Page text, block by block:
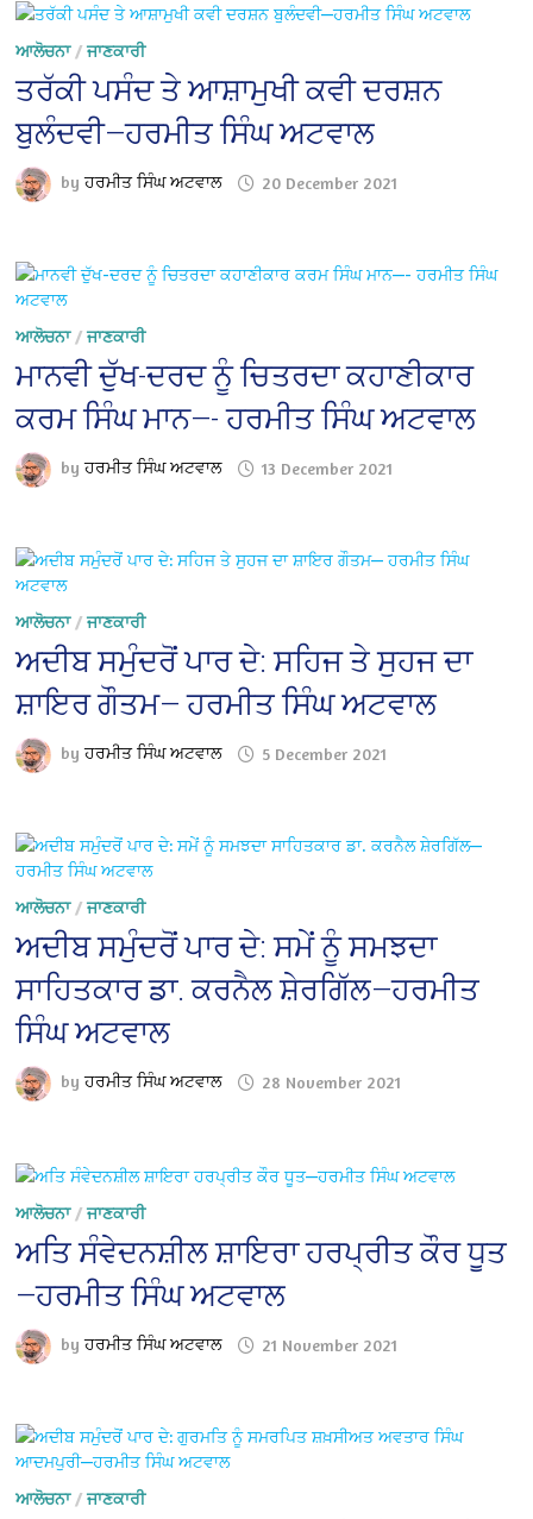
ਆਲੋਚਨਾ/ਜਾਣਕਾਰੀ
ਤਰੱਕੀ ਪਸੰਦ ਤੇ ਆਸ਼ਾਮੁਖੀ ਕਵੀ ਦਰਸ਼ਨ
ਬੁਲੰਦਵੀ—ਹਰਮੀਤ ਸਿੰਘ ਅਟਵਾਲ
byਹਰਮੀਤ ਸਿੰਘ ਅਟਵਾਲ 20 December 2021
ਆਲੋਚਨਾ/ਜਾਣਕਾਰੀ
ਮਾਨਵੀ ਦੁੱਖ-ਦਰਦ ਨੂੰ ਚਿਤਰਦਾ ਕਹਾਣੀਕਾਰ
ਕਰਮ ਸਿੰਘ ਮਾਨ—- ਹਰਮੀਤ ਸਿੰਘ ਅਟਵਾਲ
byਹਰਮੀਤ ਸਿੰਘ ਅਟਵਾਲ 13 December 2021
ਆਲੋਚਨਾ/ਜਾਣਕਾਰੀ
ਅਦੀਬ ਸਮੁੰਦਰੋਂ ਪਾਰ ਦੇ: ਸਹਿਜ ਤੇ ਸੁਹਜ ਦਾ
ਸ਼ਾਇਰ ਗੌਤਮ— ਹਰਮੀਤ ਸਿੰਘ ਅਟਵਾਲ
byਹਰਮੀਤ ਸਿੰਘ ਅਟਵਾਲ 5 December 2021
ਆਲੋਚਨਾ/ਜਾਣਕਾਰੀ
ਅਦੀਬ ਸਮੁੰਦਰੋਂ ਪਾਰ ਦੇ: ਸਮੇਂ ਨੂੰ ਸਮਝਦਾ
ਸਾਹਿਤਕਾਰ ਡਾ. ਕਰਨੈਲ ਸ਼ੇਰਗਿੱਲ—ਹਰਮੀਤ
ਸਿੰਘ ਅਟਵਾਲ
byਹਰਮੀਤ ਸਿੰਘ ਅਟਵਾਲ 28 November 2021
ਆਲੋਚਨਾ/ਜਾਣਕਾਰੀ
ਅਤਿ ਸੰਵੇਦਨਸ਼ੀਲ ਸ਼ਾਇਰਾ ਹਰਪ੍ਰੀਤ ਕੌਰ ਧੂਤ
—ਹਰਮੀਤ ਸਿੰਘ ਅਟਵਾਲ
byਹਰਮੀਤ ਸਿੰਘ ਅਟਵਾਲ 21 November 2021
ਆਲੋਚਨਾ/ਜਾਣਕਾਰੀ